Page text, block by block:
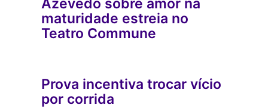
Azevedo sobre amor na
maturidade estreia no
Teatro Commune
Prova incentiva trocar vício
por corrida